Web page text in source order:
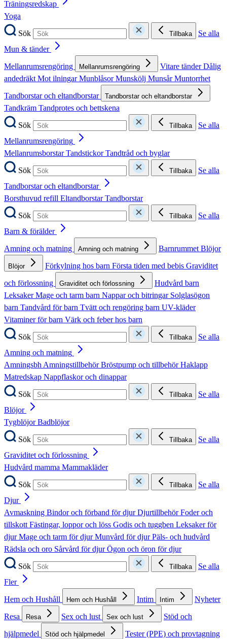
Träningsredskap
Yoga
Sök
Tillbaka
Se alla
Mun & tänder
Mellanrumsrengöring
Mellanrumsrengöring Vitare tänderDålig
andedräktMot ilningarMunblåsorMunskölj MunsårMuntorrhet
Tandborstar och eltandborstar
Tandborstar och eltandborstar
Tandkräm Tandprotes och bettskena
Sök
Tillbaka
Se alla
Mellanrumsrengöring
MellanrumsborstarTandstickorTandtråd och byglar
Sök
Tillbaka
Se alla
Tandborstar och eltandborstar
Borsthuvud refill EltandborstarTandborstar
Sök
Tillbaka
Se alla
Barn & förälder
Amning och matning
Amning och matning BarnrummetBlöjor
Blöjor Förkylning hos barn Första tiden med bebis Graviditet
och förlossning
Graviditet och förlossning
Hudvård barn
LeksakerMage och tarm barn Nappar och bitringar Solglasögon
barn Tandvård för barn Tvätt och rengöring barn UV-kläder
Vitaminer för barn Värk och feber hos barn
Sök
Tillbaka
Se alla
Amning och matning
AmningsbhAmningstillbehörBröstpump och tillbehörHaklapp
Matredskap Nappflaskor och dinappar
Sök
Tillbaka
Se alla
Blöjor
TygblöjorBadblöjor
Sök
Tillbaka
Se alla
Graviditet och förlossning
Hudvård mamma Mammakläder
Sök
Tillbaka
Se alla
Djur
Avmaskning Bindor och förband för djurDjurtillbehörFoder och
tillskottFästingar, loppor och löss Godis och tuggben Leksaker för
djurMage och tarm för djurMunvård för djurPäls- och hudvård
Rädsla och oro Sårvård för djurÖgon och öron för djur
Sök
Tillbaka
Se alla
Fler
Hem och Hushåll
Hem och Hushåll Intim Intim
Nyheter
Resa
Resa Sex och lust Sex och lust
Stöd och
hjälpmedel
Stöd och hjälpmedel
Tester (PPE) och provtagning